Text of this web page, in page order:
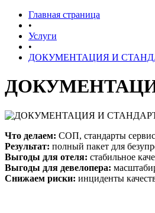
Главная страница
•
Услуги
•
ДОКУМЕНТАЦИЯ И
Что делаем: СОП, стандарты
Результат: полный пакет для
Выгоды для отеля: стабильное
Выгоды для девелопера:
Снижаем риски: инциденты